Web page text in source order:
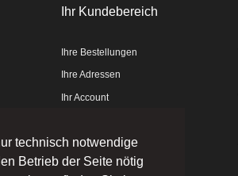
technisch notwendige
Betrieb der Seite nötig
Ihr Kundebereich
Ihre Bestellungen
Ihre Adressen
Ihr Account
Sitemap